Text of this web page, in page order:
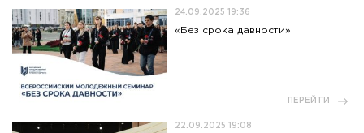
24.09.2025 19:36
«Без срока давности»
ПЕРЕЙТИ
22.09.2025 19:08